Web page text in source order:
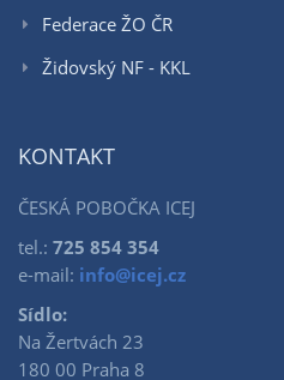
Federace ŽO ČR
Židovský NF - KKL
KONTAKT
ČESKÁ POBOČKA ICEJ
tel.: 725 854 354
e-mail: info@icej.cz
Sídlo:
Na Žertvách 23
180 00 Praha 8